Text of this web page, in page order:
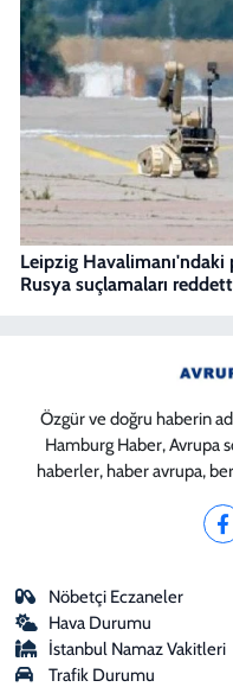
Leipzig Havalimanı'ndaki
Rusya suçlamaları
Özgür ve doğru haberin
Hamburg Haber, Avrupa
haberler, haber avrupa,
Nöbetçi Eczaneler
Hava Durumu
İstanbul Namaz Vakitleri
Trafik Durumu